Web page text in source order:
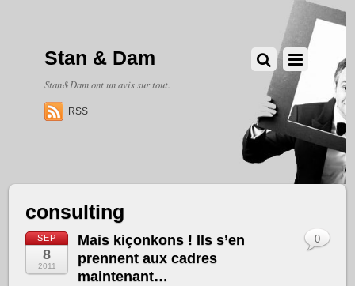
Stan & Dam
Stan&Dam ont un avis sur tout.
RSS
consulting
SEP
8
2011
Mais kiçonkons ! Ils s’en
prennent aux cadres
maintenant…
0